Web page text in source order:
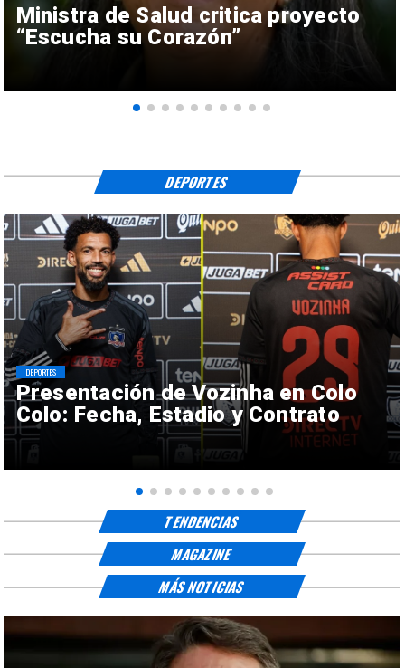
Ministra de Salud critica proyecto
“Escucha su Corazón”
Presentación de Vozinha en Colo
Colo: Fecha, Estadio y Contrato
DEPORTES
DEPORTES
TENDENCIAS
MAGAZINE
MÁS NOTICIAS